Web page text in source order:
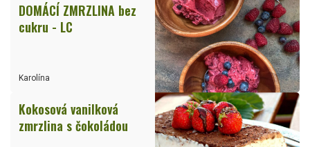
DOMÁCÍ ZMRZLINA bez
cukru - LC
Karolína
Kokosová vanilková
zmrzlina s čokoládou